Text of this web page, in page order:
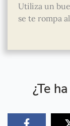
Utiliza un
se te rompa
¿Te